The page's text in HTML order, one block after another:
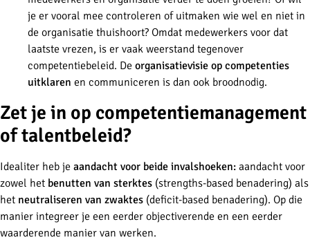
je er vooral mee controleren of uitmaken wie wel en niet in
de organisatie thuishoort? Omdat medewerkers voor dat
laatste vrezen, is er vaak weerstand tegenover
competentiebeleid. De organisatievisie op competenties
uitklaren en communiceren is dan ook broodnodig.
Zet je in op competentiemanagement
of talentbeleid?
Idealiter heb je aandacht voor beide invalshoeken: aandacht voor
zowel het benutten van sterktes (strengths-based benadering) als
het neutraliseren van zwaktes (deficit-based benadering). Op die
manier integreer je een eerder objectiverende en een eerder
waarderende manier van werken.